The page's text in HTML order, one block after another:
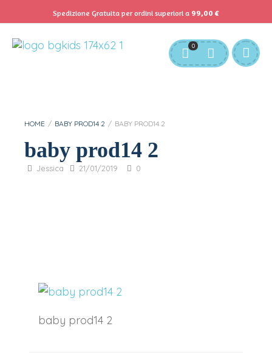
Servizio Clienti: info@bgkids.it +39 345 627 9165
Download APP B&G Kids
0
HOME / BABY PROD14 2 / BABY PROD14 2
baby prod14 2
Jessica 21/01/2019 0
baby prod14 2
Spedizione Gratuita per ordini superiori a 99,00 €